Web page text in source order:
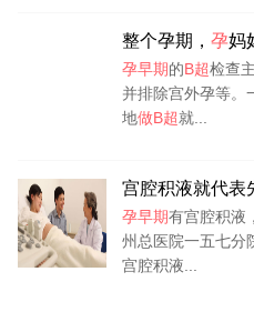
整个孕期， 孕妈
孕早期的B超检查
并排除宫外孕等。
地做B超就...
宫腔积液就代表
孕早期有宫腔积液
州总医院一五七分
宫腔积液...